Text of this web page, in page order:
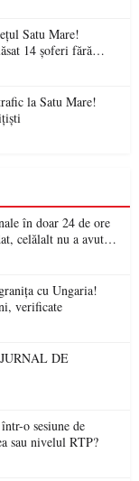
Satu Mare!
14 șoferi fără
la Satu Mare!
în doar 24 de ore
celălalt nu a avut
cu Ungaria!
verificate
DE
o sesiune de
sau nivelul RTP?